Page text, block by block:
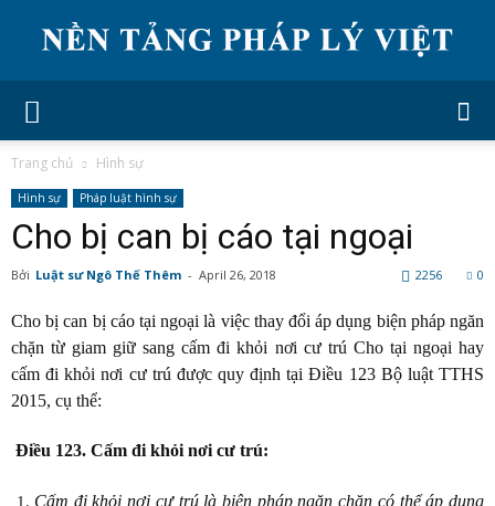
Trang chủ Hình sự
Hình sự Pháp luật hình sự
Cho bị can bị cáo tại ngoại
Bởi Luật sư Ngô Thế Thêm - April 26, 2018 0
2256
Cho bị can bị cáo tại ngoại là việc thay đổi áp dụng biện pháp ngăn
chặn từ giam giữ sang cấm đi khỏi nơi cư trú Cho tại ngoại hay
cấm đi khỏi nơi cư trú được quy định tại Điều 123 Bộ luật TTHS
2015, cụ thể:
Điều 123. Cấm đi khỏi nơi cư trú:
Cấm đi khỏi nơi cư trú là biện pháp ngăn chặn có thể áp dụng